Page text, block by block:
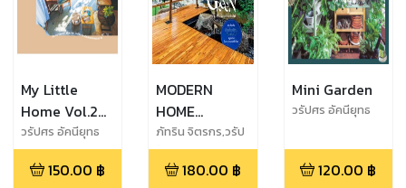
My Little
Home Vol.2
บ้านเล็กอยู่
สบายในต่าง
จังหวัด
วรัปศร อัคนียุทธ
150.00 ฿
MODERN
HOME
FEELING
GREEN
ภัทริน จิตรกร,วรัป
ศร อัคนียุทธ
180.00 ฿
Mini Garden
วรัปศร อัคนียุทธ
120.00 ฿